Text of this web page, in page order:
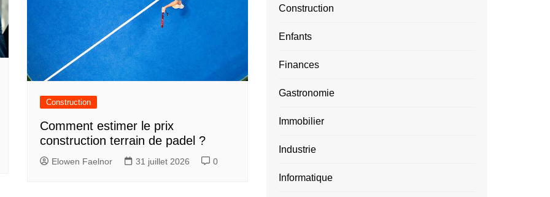
Construction
Comment estimer le prix
construction terrain de padel ?
Elowen Faelnor 31 juillet 2026 0
Construction
Enfants
Finances
Gastronomie
Immobilier
Industrie
Informatique